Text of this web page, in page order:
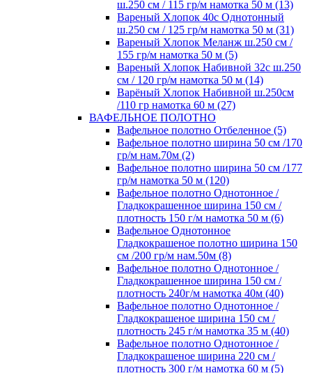
ш.250 см / 115 гр/м намотка 50 м (13)
Вареный Хлопок 40с Однотонный
ш.250 см / 125 гр/м намотка 50 м (31)
Вареный Хлопок Меланж ш.250 см /
155 гр/м намотка 50 м (5)
Вареный Хлопок Набивной 32с ш.250
см / 120 гр/м намотка 50 м (14)
Варёный Хлопок Набивной ш.250см
/110 гр намотка 60 м (27)
ВАФЕЛЬНОЕ ПОЛОТНО
Вафельное полотно Отбеленное (5)
Вафельное полотно ширина 50 см /170
гр/м нам.70м (2)
Вафельное полотно ширина 50 см /177
гр/м намотка 50 м (120)
Вафельное полотно Однотонное /
Гладкокрашенное ширина 150 см /
плотность 150 г/м намотка 50 м (6)
Вафельное Однотонное
Гладкокрашеное полотно ширина 150
см /200 гр/м нам.50м (8)
Вафельное полотно Однотонное /
Гладкокрашенное ширина 150 см /
плотность 240г/м намотка 40м (40)
Вафельное полотно Однотонное /
Гладкокрашеное ширина 150 см /
плотность 245 г/м намотка 35 м (40)
Вафельное полотно Однотонное /
Гладкокрашеное ширина 220 см /
плотность 300 г/м намотка 60 м (5)